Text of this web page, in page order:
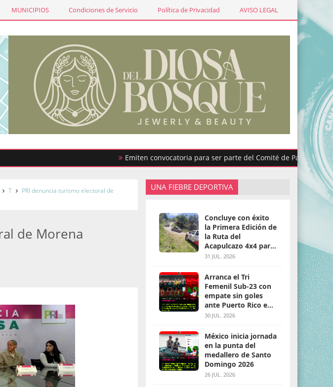
MUNICIPIOS Condiciones de Servicio Política de Privacidad AVISO LEGAL
Emiten convocatoria para ser parte del Comité de Participación
T
PRI denuncia turismo electoral de
de Morena
UNA FIEBRE DEPORTIVA
Concluye con éxito
la Primera Edición de
la Ruta del
Acapulcazo 4x4 para
parejas
31 JUL. 2026
Arranca el Tri
Femenil Sub-23 con
empate sin goles
ante Puerto Rico en
Santo Domingo 2026
30 JUL. 2026
México inicia jornada
en la punta del
medallero de Santo
Domingo 2026
26 JUL. 2026